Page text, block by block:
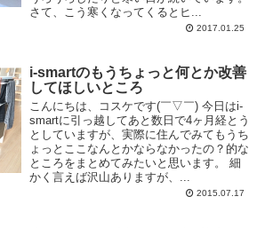
さて、こう寒くなってくるとヒ...
2017.01.25
i-smartのもうちょっと何とか改善
してほしいところ
こんにちは、コスケです(￣▽￣) 今日はi-
smartに引っ越してあと数日で4ヶ月経とう
としていますが、実際に住んでみてもうち
ょっとここなんとかならなかったの？的な
ところをまとめてみたいと思います。 細
かく言えば沢山ありますが、...
2015.07.17